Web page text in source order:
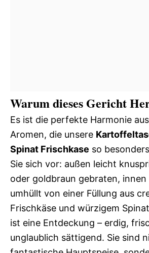
Warum dieses Gericht
Es ist die perfekte Harmonie
Aromen, die unsere
Spinat Frischkase so
Sie sich vor: außen leicht
oder goldbraun gebraten,
umhüllt von einer Füllung aus
Frischkäse und würzigem
ist eine Entdeckung – erdig,
unglaublich sättigend. Sie sind